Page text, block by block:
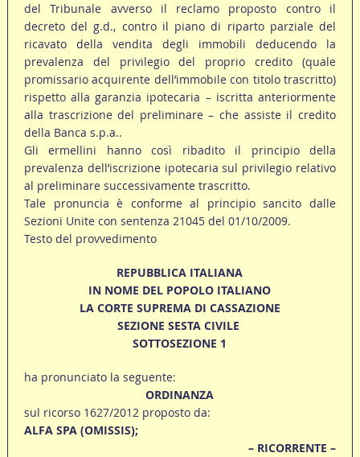
del Tribunale avverso il reclamo proposto contro il
decreto del g.d., contro il piano di riparto parziale del
ricavato della vendita degli immobili deducendo la
prevalenza del privilegio del proprio credito (quale
promissario acquirente dell’immobile con titolo trascritto)
rispetto alla garanzia ipotecaria – iscritta anteriormente
alla trascrizione del preliminare – che assiste il credito
della Banca s.p.a..
Gli ermellini hanno così ribadito il principio della
prevalenza dell’iscrizione ipotecaria sul privilegio relativo
al preliminare successivamente trascritto.
Tale pronuncia è conforme al principio sancito dalle
Sezioni Unite con sentenza 21045 del 01/10/2009.
Testo del provvedimento
REPUBBLICA ITALIANA
IN NOME DEL POPOLO ITALIANO
LA CORTE SUPREMA DI CASSAZIONE
SEZIONE SESTA CIVILE
SOTTOSEZIONE 1
ha pronunciato la seguente:
ORDINANZA
sul ricorso 1627/2012 proposto da:
ALFA SPA (OMISSIS);
– RICORRENTE –